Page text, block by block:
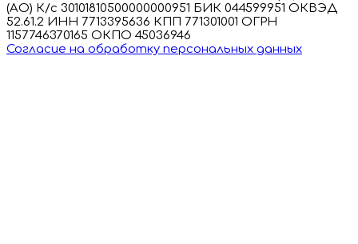
(АО) К/с 30101810500000000951 БИК 044599951 ОКВЭД
52.61.2 ИНН 7713395636 КПП 771301001 ОГРН
1157746370165 ОКПО 45036946
Согласие на обработку персональных данных